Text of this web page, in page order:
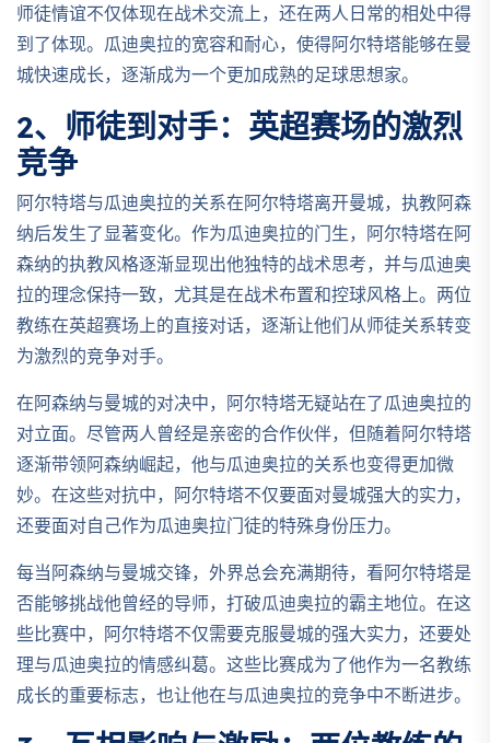
师徒情谊不仅体现在战术交流上，还在两人日常的相处中得
到了体现。瓜迪奥拉的宽容和耐心，使得阿尔特塔能够在曼
城快速成长，逐渐成为一个更加成熟的足球思想家。
2、师徒到对手：英超赛场的激烈
竞争
阿尔特塔与瓜迪奥拉的关系在阿尔特塔离开曼城，执教阿森
纳后发生了显著变化。作为瓜迪奥拉的门生，阿尔特塔在阿
森纳的执教风格逐渐显现出他独特的战术思考，并与瓜迪奥
拉的理念保持一致，尤其是在战术布置和控球风格上。两位
教练在英超赛场上的直接对话，逐渐让他们从师徒关系转变
为激烈的竞争对手。
在阿森纳与曼城的对决中，阿尔特塔无疑站在了瓜迪奥拉的
对立面。尽管两人曾经是亲密的合作伙伴，但随着阿尔特塔
逐渐带领阿森纳崛起，他与瓜迪奥拉的关系也变得更加微
妙。在这些对抗中，阿尔特塔不仅要面对曼城强大的实力，
还要面对自己作为瓜迪奥拉门徒的特殊身份压力。
每当阿森纳与曼城交锋，外界总会充满期待，看阿尔特塔是
否能够挑战他曾经的导师，打破瓜迪奥拉的霸主地位。在这
些比赛中，阿尔特塔不仅需要克服曼城的强大实力，还要处
理与瓜迪奥拉的情感纠葛。这些比赛成为了他作为一名教练
成长的重要标志，也让他在与瓜迪奥拉的竞争中不断进步。